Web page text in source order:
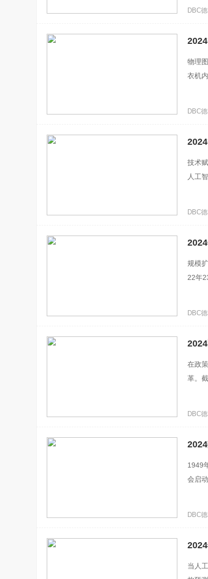
DBC
物理
衣机
DBC
技术
人工
DBC
规模
22年
DBC
在政
革。
DBC
1949
会启
DBC
当人